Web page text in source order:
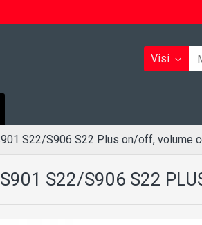
Visi
S22/S906 S22 Plus on/off, volume
S22/S906 S22